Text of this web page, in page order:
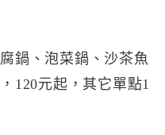
鍋、泡菜鍋、沙茶魚
120元起，其它單點1